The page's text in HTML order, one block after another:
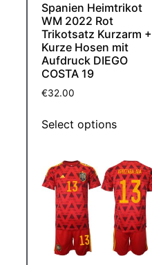
Spanien Heimtrikot
WM 2022 Rot
Trikotsatz Kurzarm +
Kurze Hosen mit
Aufdruck DIEGO
COSTA 19
€32.00
Select options